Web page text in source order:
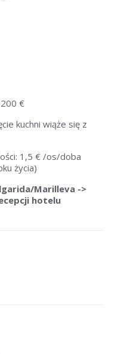
€
kuchni wiąże się z
1,5 € /os/doba
życia)
Marilleva ->
hotelu